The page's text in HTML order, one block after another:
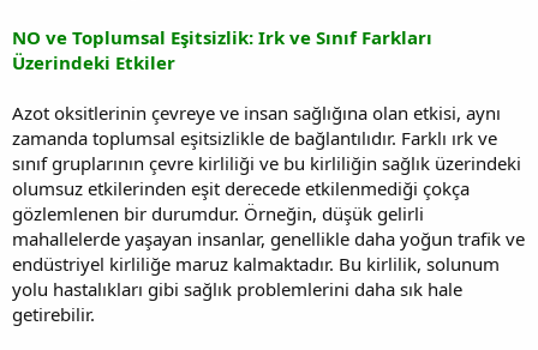
NO ve Toplumsal Eşitsizlik: Irk ve Sınıf Farkları
Üzerindeki Etkiler
Azot oksitlerinin çevreye ve insan sağlığına olan etkisi, aynı
zamanda toplumsal eşitsizlikle de bağlantılıdır. Farklı ırk ve
sınıf gruplarının çevre kirliliği ve bu kirliliğin sağlık üzerindeki
olumsuz etkilerinden eşit derecede etkilenmediği çokça
gözlemlenen bir durumdur. Örneğin, düşük gelirli
mahallelerde yaşayan insanlar, genellikle daha yoğun trafik ve
endüstriyel kirliliğe maruz kalmaktadır. Bu kirlilik, solunum
yolu hastalıkları gibi sağlık problemlerini daha sık hale
getirebilir.